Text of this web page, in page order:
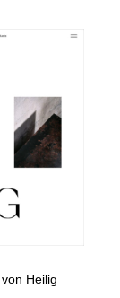
Heilig